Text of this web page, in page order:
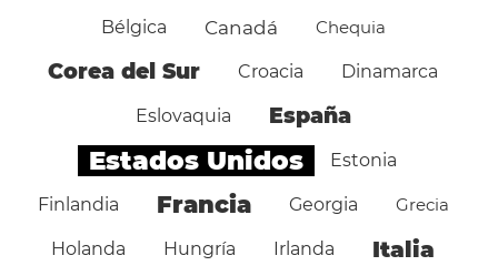
Bélgica Canadá Chequia
Corea del Sur Croacia Dinamarca
Eslovaquia España
Estados Unidos Estonia
Finlandia Francia Georgia Grecia
Holanda Hungría Irlanda Italia